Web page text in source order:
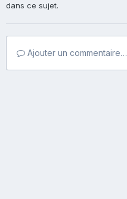
dans ce sujet.
Ajouter un commentaire…